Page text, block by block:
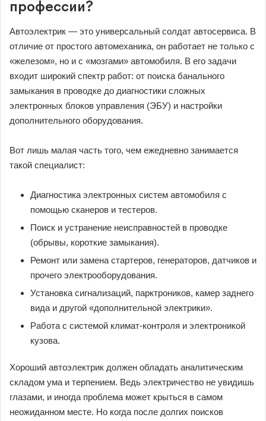
профессии?
Автоэлектрик — это универсальный солдат автосервиса. В
отличие от простого автомеханика, он работает не только с
«железом», но и с «мозгами» автомобиля. В его задачи
входит широкий спектр работ: от поиска банального
замыкания в проводке до диагностики сложных
электронных блоков управления (ЭБУ) и настройки
дополнительного оборудования.
Вот лишь малая часть того, чем ежедневно занимается
такой специалист:
Диагностика электронных систем автомобиля с
помощью сканеров и тестеров.
Поиск и устранение неисправностей в проводке
(обрывы, короткие замыкания).
Ремонт или замена стартеров, генераторов, датчиков и
прочего электрооборудования.
Установка сигнализаций, парктроников, камер заднего
вида и другой «дополнительной электрики».
Работа с системой климат-контроля и электроникой
кузова.
Хороший автоэлектрик должен обладать аналитическим
складом ума и терпением. Ведь электричество не увидишь
глазами, и иногда проблема может крыться в самом
неожиданном месте. Но когда после долгих поисков